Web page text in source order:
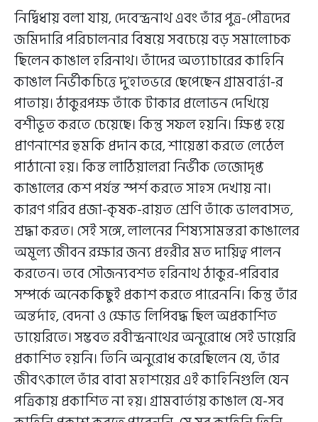
নির্দ্বিধায় বলা যায়, দেবেন্দ্রনাথ এবং তাঁর পুত্র-পৌত্রদের
জমিদারি পরিচালনার বিষয়ে সবচেয়ে বড় সমালোচক
ছিলেন কাঙাল হরিনাথ। তাঁদের অত্যাচারের কাহিনি
কাঙাল নির্ভীকচিত্তে দু’হাতভরে ছেপেছেন গ্রামবার্ত্তা-র
পাতায়। ঠাকুরপক্ষ তাঁকে টাকার প্রলোভন দেখিয়ে
বশীভূত করতে চেয়েছে। কিন্তু সফল হয়নি। ক্ষিপ্ত হয়ে
প্রাণনাশের হুমকি প্রদান করে, শায়েস্তা করতে লেঠেল
পাঠানো হয়। কিন্ত লাঠিয়ালরা নির্ভীক তেজোদৃপ্ত
কাঙালের কেশ পর্যন্ত স্পর্শ করতে সাহস দেখায় না।
কারণ গরিব প্রজা-কৃষক-রায়ত শ্রেণি তাঁকে ভালবাসত,
শ্রদ্ধা করত। সেই সঙ্গে, লালনের শিষ্যসামন্তরা কাঙালের
অমূল্য জীবন রক্ষার জন্য প্রহরীর মত দায়িত্ব পালন
করতেন। তবে সৌজন্যবশত হরিনাথ ঠাকুর-পরিবার
সম্পর্কে অনেককিছুই প্রকাশ করতে পারেননি। কিন্তু তাঁর
অন্তর্দাহ, বেদনা ও ক্ষোভ লিপিবদ্ধ ছিল অপ্রকাশিত
ডায়েরিতে। সম্ভবত রবীন্দ্রনাথের অনুরোধে সেই ডায়েরি
প্রকাশিত হয়নি। তিনি অনুরোধ করেছিলেন যে, তাঁর
জীবৎকালে তাঁর বাবা মহাশয়ের এই কাহিনিগুলি যেন
পত্রিকায় প্রকাশিত না হয়। গ্রামবার্তায় কাঙাল যে-সব